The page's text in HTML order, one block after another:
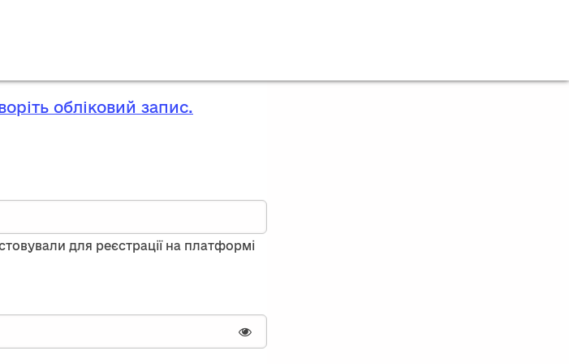
обліковий запис.
для реєстрації на платформі
Показати пароль